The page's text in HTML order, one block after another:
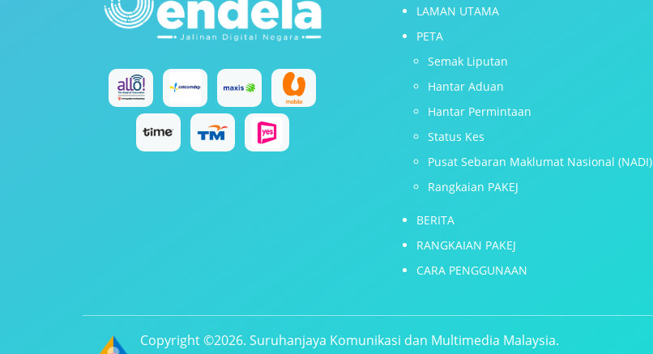
LAMAN UTAMA
PETA
Semak Liputan
Hantar Aduan
Hantar Permintaan
Status Kes
Pusat Sebaran Maklumat Nasional (NADI)
Rangkaian PAKEJ
BERITA
RANGKAIAN PAKEJ
CARA PENGGUNAAN
Copyright ©2026. Suruhanjaya Komunikasi dan Multimedia Malaysia.